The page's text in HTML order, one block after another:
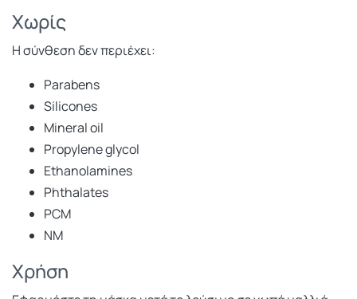
Χωρίς
Η σύνθεση δεν περιέχει:
Parabens
Silicones
Mineral oil
Propylene glycol
Ethanolamines
Phthalates
PCM
NM
Χρήση